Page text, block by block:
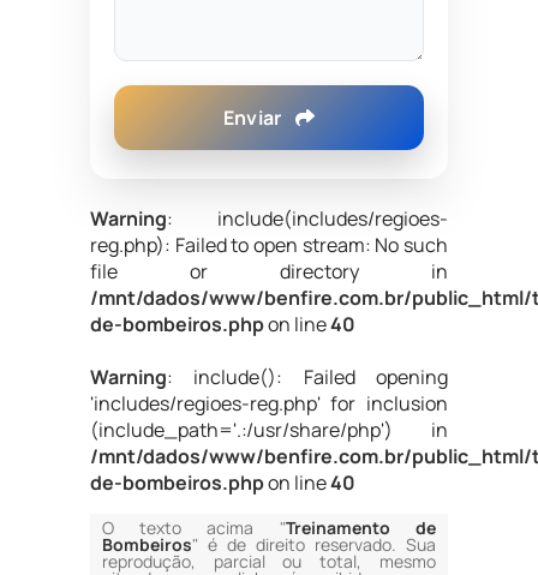
Enviar
Warning: include(includes/regioes-
reg.php): Failed to open stream: No such
file or directory in
/mnt/dados/www/benfire.com.br/
de-bombeiros.phpon line40
Warning: include(): Failed opening
'includes/regioes-reg.php' for inclusion
(include_path='.:/usr/share/php') in
/mnt/dados/www/benfire.com.br/
de-bombeiros.phpon line40
O texto acima "Treinamento de
Bombeiros" é de direito reservado. Sua
reprodução, parcial ou total, mesmo